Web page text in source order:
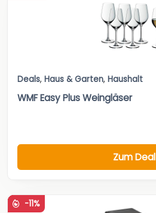
Deals, Haus & Garten, Haushalt
WMF Easy Plus Weingläser
Zum Deal
-11%